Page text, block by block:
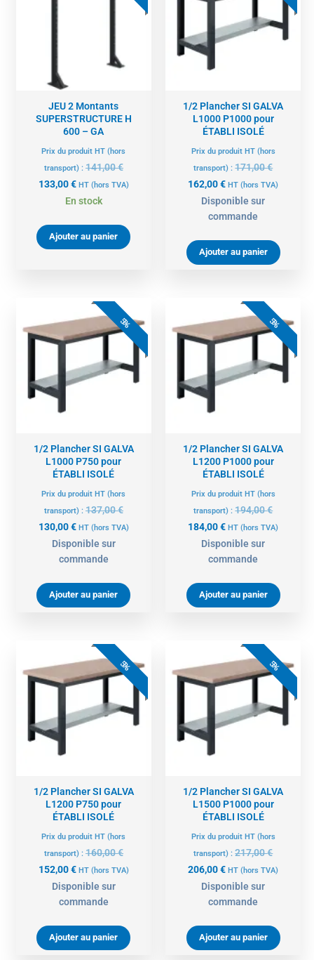
JEU 2 Montants
SUPERSTRUCTURE H
600 – GA
Prix du produit HT (hors
transport) : 141,00€
était :
133,00€ HT (hors TVA)
En stock
Ajouter au panier
1/2 Plancher SI GALVA
L1000 P1000 pour
ÉTABLI ISOLÉ
Prix du produit HT (hors
transport) :171,00€
était :
171,00 €.
162,00€
162,00 €.
HT (hors TVA)
Disponible sur
commande
Ajouter au panier
5%
1/2 Plancher SI GALVA
L1000 P750 pour
ÉTABLI ISOLÉ
Prix du produit HT (hors
transport) : 137,00€
prix
initial
était :
137,00 €.
130,00€
prix
actuel
130,00 €.
HT (hors TVA)
Disponible sur
commande
Ajouter au panier
5%
1/2 Plancher SI GALVA
L1200 P1000 pour
ÉTABLI ISOLÉ
Prix du produit HT (hors
transport) :194,00€
prix
initial
était :
194,00 €.
184,00€
prix
actuel
184,00 €.
HT (hors TVA)
Disponible sur
commande
Ajouter au panier
5%
1/2 Plancher SI GALVA
L1200 P750 pour
ÉTABLI ISOLÉ
Prix du produit HT (hors
transport) : 160,00€
prix
initial
était :
160,00 €.
152,00€
prix
actuel
152,00 €.
HT (hors TVA)
Disponible sur
commande
Ajouter au panier
5%
1/2 Plancher SI GALVA
L1500 P1000 pour
ÉTABLI ISOLÉ
Prix du produit HT (hors
transport) :217,00€
prix
initial
était :
217,00 €.
206,00€
prix
actuel
206,00 €.
HT (hors TVA)
Disponible sur
commande
Ajouter au panier